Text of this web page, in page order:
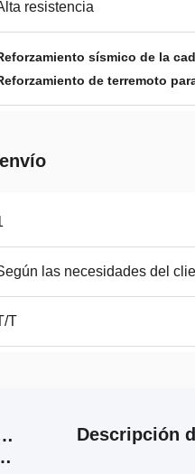
resistencia
sísmico de la
de terremoto
las necesidades del
T
RELACIONADOS
CON
Descripción